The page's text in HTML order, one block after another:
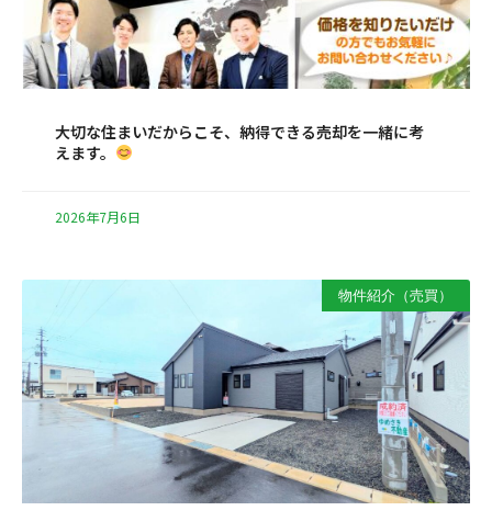
大切な住まいだからこそ、納得できる売却を一緒に考
えます。
2026年7月6日
物件紹介（売買）